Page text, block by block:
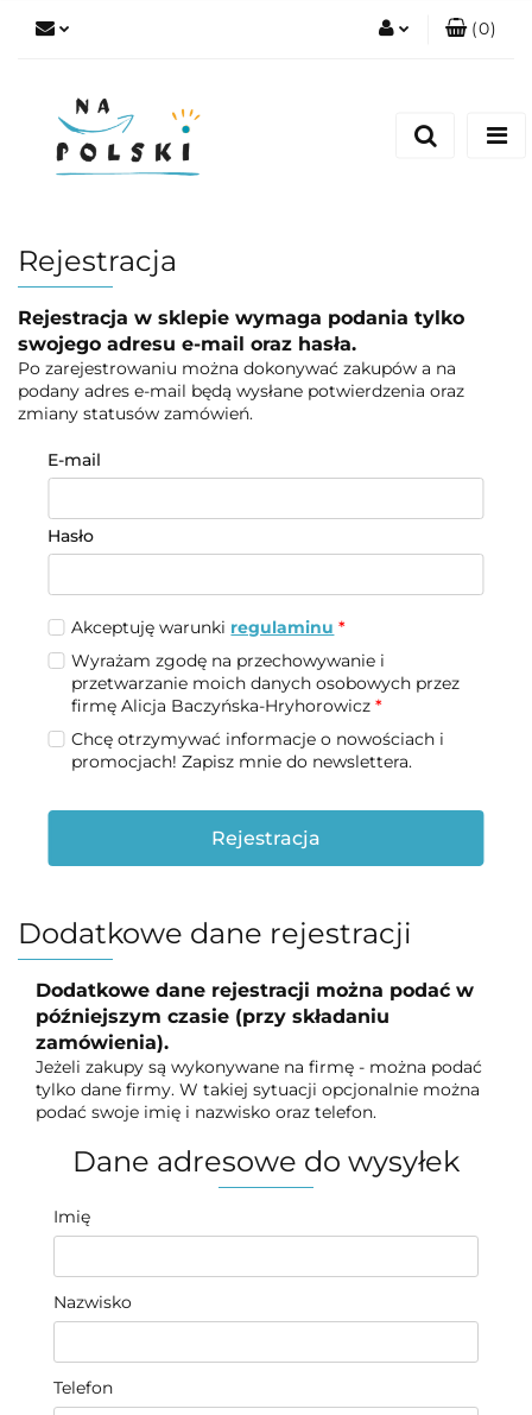
(0)
Rejestracja
Rejestracja w sklepie wymaga podania tylko
swojego adresu e-mail oraz hasła.
Po zarejestrowaniu można dokonywać zakupów a na
podany adres e-mail będą wysłane potwierdzenia oraz
zmiany statusów zamówień.
E-mail
Hasło
Akceptuję warunki regulaminu *
Wyrażam zgodę na przechowywanie i
przetwarzanie moich danych osobowych przez
firmę Alicja Baczyńska-Hryhorowicz*
Chcę otrzymywać informacje o nowościach i
promocjach! Zapisz mnie do newslettera.
Rejestracja
Dodatkowe dane rejestracji
Dodatkowe dane rejestracji można podać w
późniejszym czasie (przy składaniu
zamówienia).
Jeżeli zakupy są wykonywane na firmę - można podać
tylko dane firmy. W takiej sytuacji opcjonalnie można
podać swoje imię i nazwisko oraz telefon.
Dane adresowe do wysyłek
Imię
Nazwisko
Telefon